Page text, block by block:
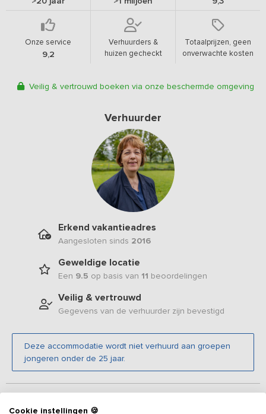
Onze service
9,2
Verhuurders &
huizen gecheckt
Totaalprijzen, geen
onverwachte kosten
Veilig & vertrouwd boeken via onze beschermde omgeving
Verhuurder
Erkend vakantieadres
Aangesloten sinds 2016
Geweldige locatie
Een 9.5 op basis van 11 beoordelingen
Veilig & vertrouwd
Gegevens van de verhuurder zijn bevestigd
Deze accommodatie wordt niet verhuurd aan groepen
jongeren onder de 25 jaar.
Cookie instellingen 🍪